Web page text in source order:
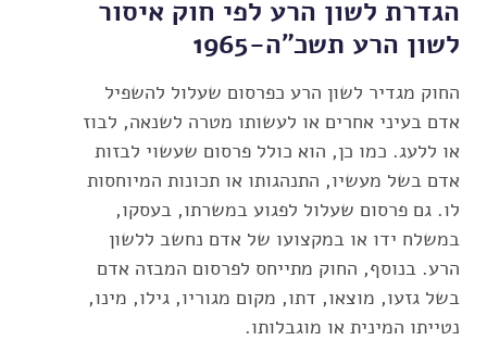
הגדרת לשון הרע לפי חוק איסור
לשון הרע תשכ"ה-1965
החוק מגדיר לשון הרע כפרסום שעלול להשפיל
אדם בעיני אחרים או לעשותו מטרה לשנאה, לבוז
או ללעג. כמו כן, הוא כולל פרסום שעשוי לבזות
אדם בשל מעשיו, התנהגותו או תכונות המיוחסות
לו. גם פרסום שעלול לפגוע במשרתו, בעסקו,
במשלח ידו או במקצועו של אדם נחשב ללשון
הרע. בנוסף, החוק מתייחס לפרסום המבזה אדם
בשל גזעו, מוצאו, דתו, מקום מגוריו, גילו, מינו,
נטייתו המינית או מוגבלותו.